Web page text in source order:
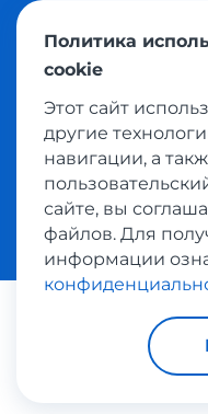
© 2026 Meest
магазинов мира в
Политика
Условия
Платежные системы:
Политика
cookie
Этот сайт
другие
навигации, а
сайте, вы
файлов. Для
информации